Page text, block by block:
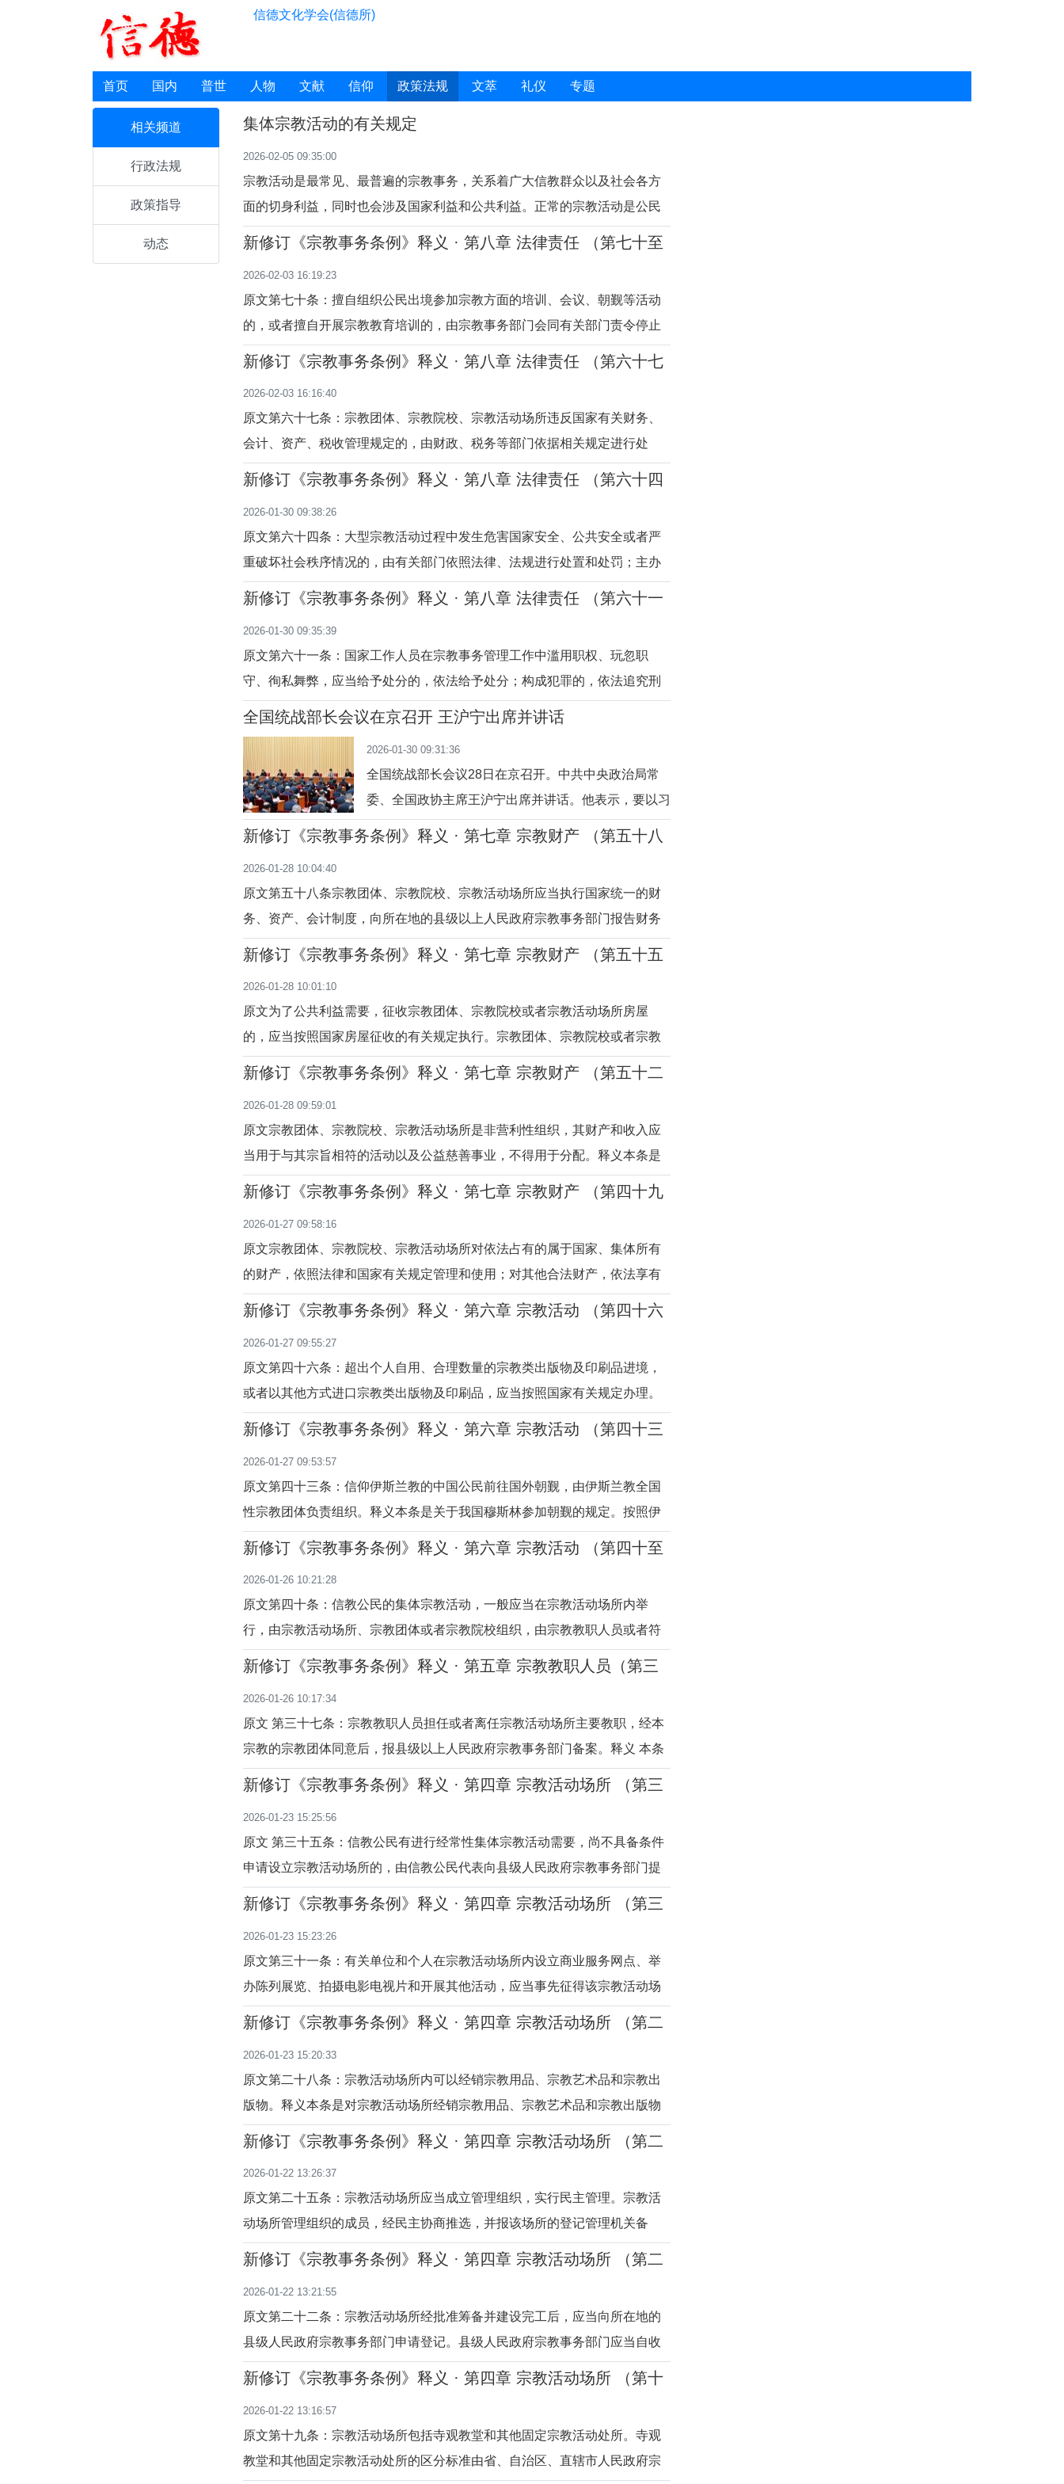
信德文化学会(信德所)
首页 国内 普世 人物 文献 信仰 政策法规 文萃 礼仪 专题
相关频道
行政法规
政策指导
动态
集体宗教活动的有关规定
2026-02-05 09:35:00
宗教活动是最常见、最普遍的宗教事务，关系着广大信教群众以及社会各方
面的切身利益，同时也会涉及国家利益和公共利益。正常的宗教活动是公民
宗教信仰自由权利的具体体现，国家保护正常的宗教活动，依法对涉及国家
法律法规的相关规定。《宗教事务条例》
新修订《宗教事务条例》释义 · 第八章 法律责任 （第七十至
2026-02-03 16:19:23
原文第七十条：擅自组织公民出境参加宗教方面的培训、会议、朝觐等活动
的，或者擅自开展宗教教育培训的，由宗教事务部门会同有关部门责令停止
活动，可以并处2万元以上20万元以下的罚款；有违法所得的，没收违法所
构传教、举行宗教活动、成立宗教组织、设
新修订《宗教事务条例》释义 · 第八章 法律责任 （第六十七
2026-02-03 16:16:40
原文第六十七条：宗教团体、宗教院校、宗教活动场所违反国家有关财务、
会计、资产、税收管理规定的，由财政、税务等部门依据相关规定进行处
罚；情节严重的，经财政、税务部门提出，由登记管理机关或者批准设立机
教活动场所违反国家有关财务、会计、资产
新修订《宗教事务条例》释义 · 第八章 法律责任 （第六十四
2026-01-30 09:38:26
原文第六十四条：大型宗教活动过程中发生危害国家安全、公共安全或者严
重破坏社会秩序情况的，由有关部门依照法律、法规进行处置和处罚；主办
的宗教团体、寺观教堂负有责任的，由登记管理机关责令其撤换主要负责
的，由宗教事务部门会同有关部门责令停止
新修订《宗教事务条例》释义 · 第八章 法律责任 （第六十一
2026-01-30 09:35:39
原文第六十一条：国家工作人员在宗教事务管理工作中滥用职权、玩忽职
守、徇私舞弊，应当给予处分的，依法给予处分；构成犯罪的，依法追究刑
事责任。释义本条是关于国家工作人员在宗教事务管理工作中发生违法行为
作中故意逾越职权，违反法律规定处理其无
全国统战部长会议在京召开 王沪宁出席并讲话
2026-01-30 09:31:36
全国统战部长会议28日在京召开。中共中央政治局常
委、全国政协主席王沪宁出席并讲话。他表示，要以习
近平新时代中国特色社会主义思想为指导，深刻领
贯彻落实党中央关于统战工作的决策部署，为实现“十
五五”良好开局
新修订《宗教事务条例》释义 · 第七章 宗教财产 （第五十八
2026-01-28 10:04:40
原文第五十八条宗教团体、宗教院校、宗教活动场所应当执行国家统一的财
务、资产、会计制度，向所在地的县级以上人民政府宗教事务部门报告财务
状况、收支情况和接受、使用捐赠情况，接受其监督管理，并以适当方式向
体、宗教院校、宗教活动场所应当按照国家
新修订《宗教事务条例》释义 · 第七章 宗教财产 （第五十五
2026-01-28 10:01:10
原文为了公共利益需要，征收宗教团体、宗教院校或者宗教活动场所房屋
的，应当按照国家房屋征收的有关规定执行。宗教团体、宗教院校或者宗教
活动场所可以选择货币补偿，也可以选择房屋产权调换或者重建。释义本条
教团体、宗教院校或者宗教活动场所房屋。
新修订《宗教事务条例》释义 · 第七章 宗教财产 （第五十二
2026-01-28 09:59:01
原文宗教团体、宗教院校、宗教活动场所是非营利性组织，其财产和收入应
当用于与其宗旨相符的活动以及公益慈善事业，不得用于分配。释义本条是
关于宗教团体、宗教院校、宗教活动场所非营利性组织性质的规定。非营利
性事业，不能用于分配的社会组织。根据
新修订《宗教事务条例》释义 · 第七章 宗教财产 （第四十九
2026-01-27 09:58:16
原文宗教团体、宗教院校、宗教活动场所对依法占有的属于国家、集体所有
的财产，依照法律和国家有关规定管理和使用；对其他合法财产，依法享有
所有权或者其他财产权利。释义本条是关于宗教财产所有权归属的规定。过
据是1980年7月16日国务院批转的《关于落
新修订《宗教事务条例》释义 · 第六章 宗教活动 （第四十六
2026-01-27 09:55:27
原文第四十六条：超出个人自用、合理数量的宗教类出版物及印刷品进境，
或者以其他方式进口宗教类出版物及印刷品，应当按照国家有关规定办理。
释义本条是关于宗教类出版物及印刷品进境、进口的规定。境外利用宗教对
去，境外通过公共媒体等渠道指责、抹黑我
新修订《宗教事务条例》释义 · 第六章 宗教活动 （第四十三
2026-01-27 09:53:57
原文第四十三条：信仰伊斯兰教的中国公民前往国外朝觐，由伊斯兰教全国
性宗教团体负责组织。释义本条是关于我国穆斯林参加朝觐的规定。按照伊
斯兰教的教规教义，朝觐是穆斯林的一项基本宗教功课，国家予以尊重和保
系到穆斯林自身的安全，也涉及国家安全
新修订《宗教事务条例》释义 · 第六章 宗教活动 （第四十至
2026-01-26 10:21:28
原文第四十条：信教公民的集体宗教活动，一般应当在宗教活动场所内举
行，由宗教活动场所、宗教团体或者宗教院校组织，由宗教教职人员或者符
合本宗教规定的其他人员主持，按照教义教规进行。释义本条是对信教公民
信教公民可以在自己家里过宗教生活，如祈
新修订《宗教事务条例》释义 · 第五章 宗教教职人员（第三
2026-01-26 10:17:34
原文 第三十七条：宗教教职人员担任或者离任宗教活动场所主要教职，经本
宗教的宗教团体同意后，报县级以上人民政府宗教事务部门备案。释义 本条
是对宗教教职人员担任或者离任宗教活动场所主要教职的规定。根据本条规
宗教团体同意；二是要报政
新修订《宗教事务条例》释义 · 第四章 宗教活动场所 （第三
2026-01-23 15:25:56
原文 第三十五条：信教公民有进行经常性集体宗教活动需要，尚不具备条件
申请设立宗教活动场所的，由信教公民代表向县级人民政府宗教事务部门提
出申请，县级人民政府宗教事务部门征求所在地宗教团体和乡级人民政府意
所在地乡级人民政府对临时活动地
新修订《宗教事务条例》释义 · 第四章 宗教活动场所 （第三
2026-01-23 15:23:26
原文第三十一条：有关单位和个人在宗教活动场所内设立商业服务网点、举
办陈列展览、拍摄电影电视片和开展其他活动，应当事先征得该宗教活动场
所同意。释义本条是对在宗教活动场所内从事宗教活动以外其他活动的规
随着我国法治建设不断推进，国家对权利人
新修订《宗教事务条例》释义 · 第四章 宗教活动场所 （第二
2026-01-23 15:20:33
原文第二十八条：宗教活动场所内可以经销宗教用品、宗教艺术品和宗教出
版物。释义本条是对宗教活动场所经销宗教用品、宗教艺术品和宗教出版物
的规定。宗教用品是指除宗教出版物外，信教公民进行宗教活动和过宗教生
品是指以宗教为内容的艺术品。宗教出版
新修订《宗教事务条例》释义 · 第四章 宗教活动场所 （第二
2026-01-22 13:26:37
原文第二十五条：宗教活动场所应当成立管理组织，实行民主管理。宗教活
动场所管理组织的成员，经民主协商推选，并报该场所的登记管理机关备
案。释义本条是对宗教活动场所管理组织的规定。宗教活动场所建立民主管
挥宗教教职人员和信教群众参与管理、实行
新修订《宗教事务条例》释义 · 第四章 宗教活动场所 （第二
2026-01-22 13:21:55
原文第二十二条：宗教活动场所经批准筹备并建设完工后，应当向所在地的
县级人民政府宗教事务部门申请登记。县级人民政府宗教事务部门应当自收
到申请之日起30日内对该宗教活动场所的管理组织、规章制度建设等情况进
是对宗教活动场所登记的规定。宗教活动
新修订《宗教事务条例》释义 · 第四章 宗教活动场所 （第十
2026-01-22 13:16:57
原文第十九条：宗教活动场所包括寺观教堂和其他固定宗教活动处所。寺观
教堂和其他固定宗教活动处所的区分标准由省、自治区、直辖市人民政府宗